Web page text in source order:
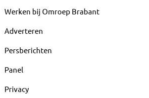
Werken bij Omroep Brabant
Adverteren
Persberichten
Panel
Privacy